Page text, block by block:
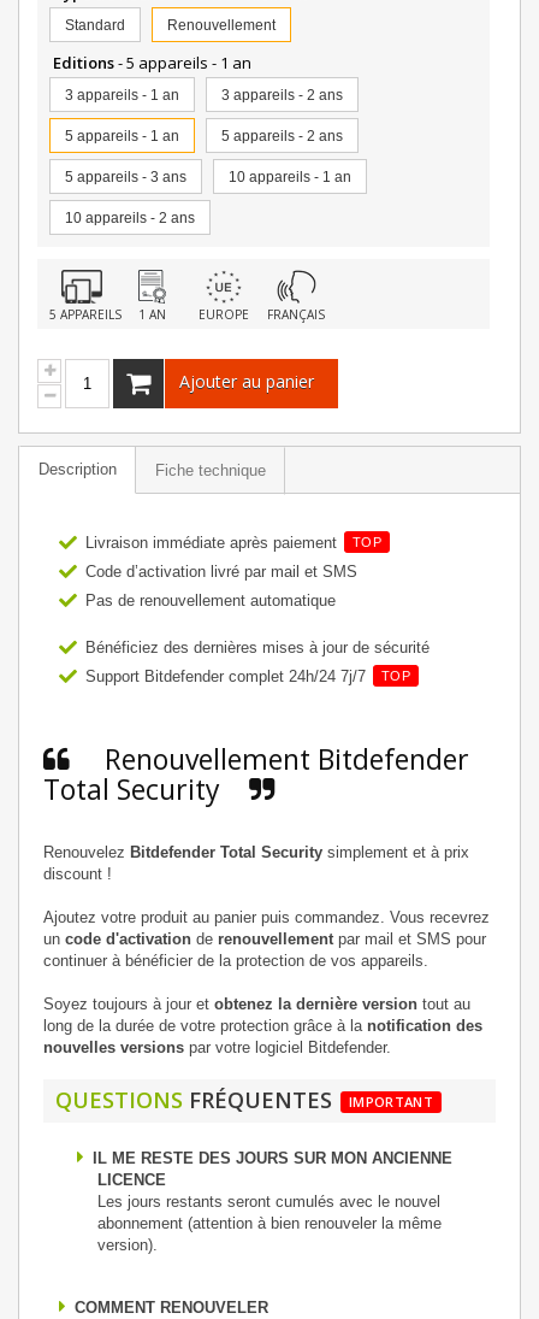
Standard Renouvellement
Editions- 5 appareils - 1 an
3 appareils - 1 an 3 appareils - 2 ans
5 appareils - 1 an 5 appareils - 2 ans
5 appareils - 3 ans 10 appareils - 1 an
10 appareils - 2 ans
5 APPAREILS 1 AN EUROPE FRANÇAIS
Ajouter au panier
Description Fiche technique
Livraison immédiate après paiement TOP
Code d’activation livré par mail et SMS
Pas de renouvellement automatique
Bénéficiez des dernières mises à jour de sécurité
Support Bitdefender complet 24h/24 7j/7
TOP
Renouvellement Bitdefender
Total Security
Renouvelez Bitdefender Total Security simplement et à prix
discount !
Ajoutez votre produit au panier puis commandez. Vous recevrez
un code d'activation de renouvellementpar mail et SMS pour
continuer à bénéficier de la protection de vos appareils.
Soyez toujours à jour et obtenez la dernière version tout au
long de la durée de votre protection grâce à la notification des
nouvelles versions par votre logiciel Bitdefender.
QUESTIONS FRÉQUENTES IMPORTANT
IL ME RESTE DES JOURS SUR MON ANCIENNE
LICENCE
Les jours restants seront cumulés avec le nouvel
abonnement (attention à bien renouveler la même
version).
COMMENT RENOUVELER